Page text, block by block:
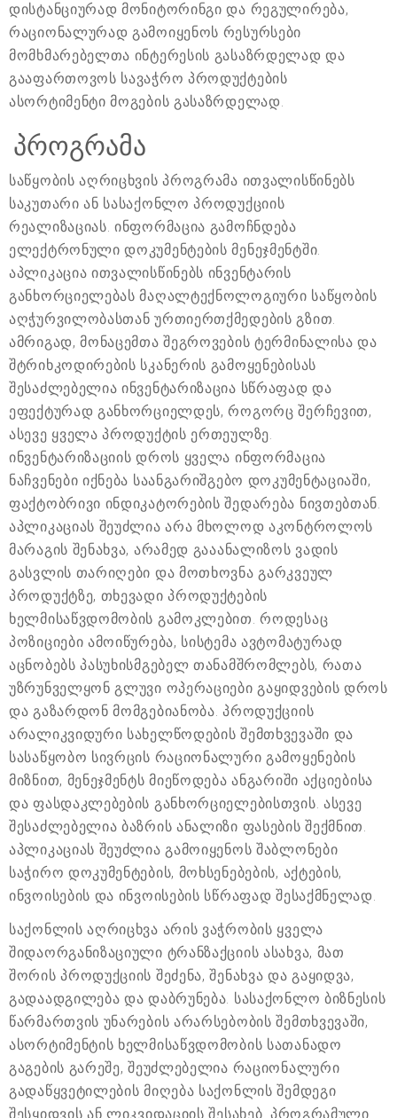
დისტანციურად მონიტორინგი და რეგულირება,
რაციონალურად გამოიყენოს რესურსები
მომხმარებელთა ინტერესის გასაზრდელად და
გააფართოვოს სავაჭრო პროდუქტების
ასორტიმენტი მოგების გასაზრდელად.
პროგრამა
საწყობის აღრიცხვის პროგრამა ითვალისწინებს
საკუთარი ან სასაქონლო პროდუქციის
რეალიზაციას. ინფორმაცია გამოჩნდება
ელექტრონული დოკუმენტების მენეჯმენტში.
აპლიკაცია ითვალისწინებს ინვენტარის
განხორციელებას მაღალტექნოლოგიური საწყობის
აღჭურვილობასთან ურთიერთქმედების გზით.
ამრიგად, მონაცემთა შეგროვების ტერმინალისა და
შტრიხკოდირების სკანერის გამოყენებისას
შესაძლებელია ინვენტარიზაცია სწრაფად და
ეფექტურად განხორციელდეს, როგორც შერჩევით,
ასევე ყველა პროდუქტის ერთეულზე.
ინვენტარიზაციის დროს ყველა ინფორმაცია
ნაჩვენები იქნება საანგარიშგებო დოკუმენტაციაში,
ფაქტობრივი ინდიკატორების შედარება ნივთებთან.
აპლიკაციას შეუძლია არა მხოლოდ აკონტროლოს
მარაგის შენახვა, არამედ გააანალიზოს ვადის
გასვლის თარიღები და მოთხოვნა გარკვეულ
პროდუქტზე, თხევადი პროდუქტების
ხელმისაწვდომობის გამოკლებით. როდესაც
პოზიციები ამოიწურება, სისტემა ავტომატურად
აცნობებს პასუხისმგებელ თანამშრომლებს, რათა
უზრუნველყონ გლუვი ოპერაციები გაყიდვების დროს
და გაზარდონ მომგებიანობა. პროდუქციის
არალიკვიდური სახელწოდების შემთხვევაში და
სასაწყობო სივრცის რაციონალური გამოყენების
მიზნით, მენეჯმენტს მიეწოდება ანგარიში აქციებისა
და ფასდაკლებების განხორციელებისთვის. ასევე
შესაძლებელია ბაზრის ანალიზი ფასების შექმნით.
აპლიკაციას შეუძლია გამოიყენოს შაბლონები
საჭირო დოკუმენტების, მოხსენებების, აქტების,
ინვოისების და ინვოისების სწრაფად შესაქმნელად.
საქონლის აღრიცხვა არის ვაჭრობის ყველა
შიდაორგანიზაციული ტრანზაქციის ასახვა, მათ
შორის პროდუქციის შეძენა, შენახვა და გაყიდვა,
გადაადგილება და დაბრუნება. სასაქონლო ბიზნესის
წარმართვის უნარების არარსებობის შემთხვევაში,
ასორტიმენტის ხელმისაწვდომობის სათანადო
გაგების გარეშე, შეუძლებელია რაციონალური
გადაწყვეტილების მიღება საქონლის შემდეგი
შესყიდვის ან ლიკვიდაციის შესახებ. პროგრამული